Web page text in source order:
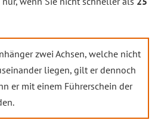
zwei Achsen, welche nicht
liegen, gilt er dennoch
er mit einem Führerschein der